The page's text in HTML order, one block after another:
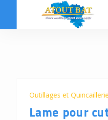
Outillages et
Lame pour